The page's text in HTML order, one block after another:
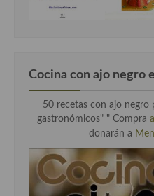
Cocinas de España
Cocina Balear
Cocina Castellana
Cocina con ajo negro
50 recetas con ajo negro
gastronómicos" " Compra
donarán a